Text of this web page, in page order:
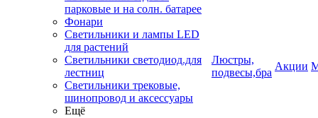
парковые и на солн. батарее
Фонари
Светильники и лампы LED
для растений
Светильники светодиод.для
лестниц
Светильники трековые,
шинопровод и аксессуары
Ещё
Люстры,
подвесы,бра
Акции